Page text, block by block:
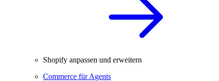
Shopify anpassen und erweitern
Commerce für Agents